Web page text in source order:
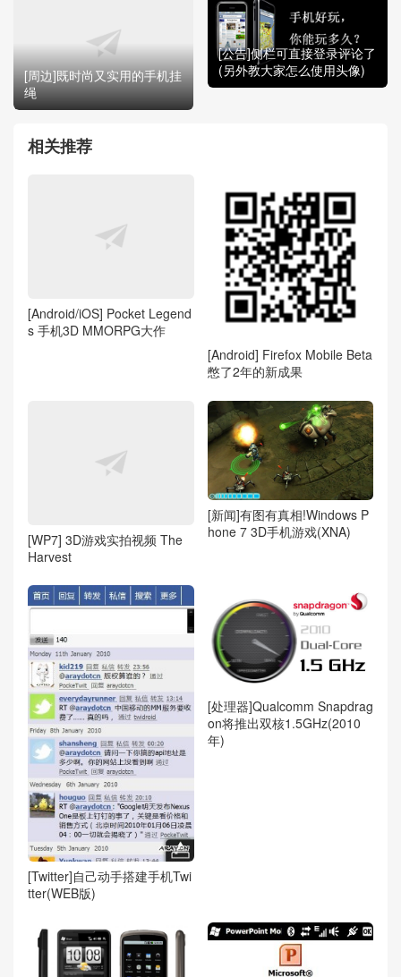
[周边]既时尚又实用的手机挂
绳
[公告]侧栏可直接登录评论了
(另外教大家怎么使用头像)
相关推荐
[Android/iOS] Pocket Legend
s 手机3D MMORPG大作
[Android] Firefox Mobile Beta
憋了2年的新成果
[WP7] 3D游戏实拍视频 The
Harvest
[新闻]有图有真相!Windows P
hone 7 3D手机游戏(XNA)
[Twitter]自己动手搭建手机Twi
tter(WEB版)
[处理器]Qualcomm Snapdrag
on将推出双核1.5GHz(2010
年)